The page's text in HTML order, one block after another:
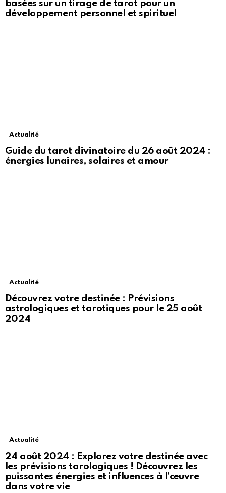
basées sur un tirage de tarot pour un
développement personnel et spirituel
Actualité
Guide du tarot divinatoire du 26 août 2024 :
énergies lunaires, solaires et amour
Actualité
Découvrez votre destinée : Prévisions
astrologiques et tarotiques pour le 25 août
2024
Actualité
24 août 2024 : Explorez votre destinée avec
les prévisions tarologiques ! Découvrez les
puissantes énergies et influences à l’œuvre
dans votre vie